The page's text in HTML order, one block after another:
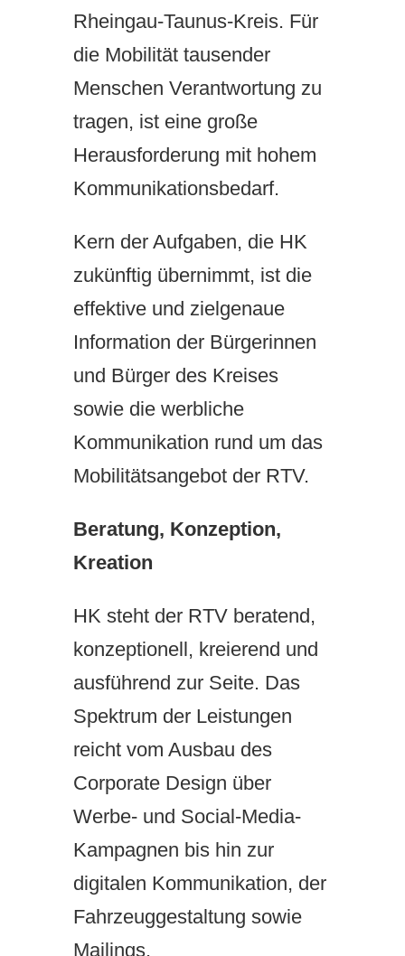
Rheingau-Taunus-Kreis. Für
die Mobilität tausender
Menschen Verantwortung zu
tragen, ist eine große
Herausforderung mit hohem
Kommunikationsbedarf.
Kern der Aufgaben, die HK
zukünftig übernimmt, ist die
effektive und zielgenaue
Information der Bürgerinnen
und Bürger des Kreises
sowie die werbliche
Kommunikation rund um das
Mobilitätsangebot der RTV.
Beratung, Konzeption,
Kreation
HK steht der RTV beratend,
konzeptionell, kreierend und
ausführend zur Seite. Das
Spektrum der Leistungen
reicht vom Ausbau des
Corporate Design über
Werbe- und Social-Media-
Kampagnen bis hin zur
digitalen Kommunikation, der
Fahrzeuggestaltung sowie
Mailings.